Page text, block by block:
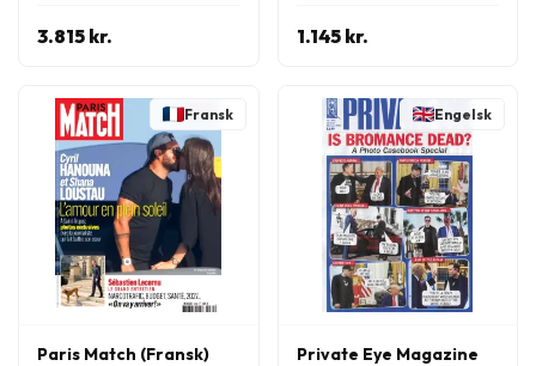
3.815 kr. 1.145 kr.
Fransk
Paris Match (Fransk)
Engelsk
Private Eye Magazine